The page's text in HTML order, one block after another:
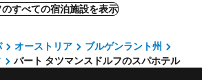
hotels
Stubenberg am See, spa hotels
Pöllauberg, spa hotels
Heilbrunn, spa hotels
すべての宿泊施設を表示
オーストリア
ブルゲンラント州
バート タツマンスドルフのスパホテル